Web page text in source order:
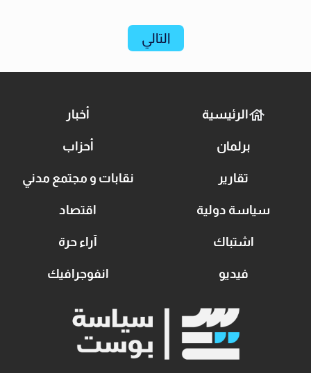
التالي
الرئيسية أخبار
برلمان أحزاب
تقارير نقابات و مجتمع مدني
سياسة دولية اقتصاد
اشتباك آراء حرة
فيديو انفوجرافيك